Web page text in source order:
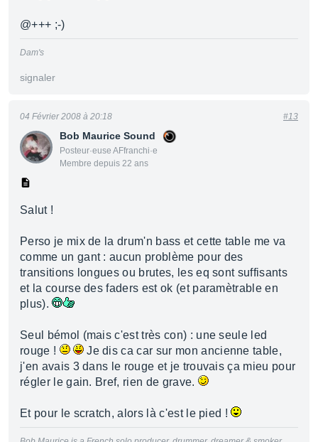
@+++ ;-)
Dam's
signaler
Bob Maurice Sound
Posteur·euse AFfranchi·e
Membre depuis 22 ans
04 Février 2008 à 20:18 #13
Salut !
Perso je mix de la drum'n bass et cette table me va
comme un gant : aucun problème pour des
transitions longues ou brutes, les eq sont suffisants
et la course des faders est ok (et paramètrable en
plus).
Seul bémol (mais c'est très con) : une seule led
rouge !
Je dis ca car sur mon ancienne table,
j'en avais 3 dans le rouge et je trouvais ça mieu pour
régler le gain. Bref, rien de grave.
Et pour le scratch, alors là c'est le pied !